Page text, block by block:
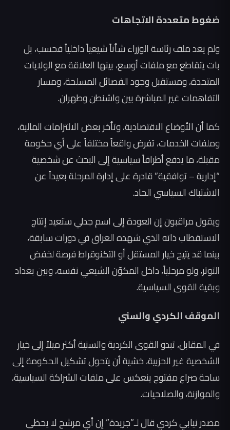
ضغوط متعددة الاتجاهات
ولم يعد ملف رئاسة الوزراء شأناً شيعياً داخلياً فحسب، بل
بات يتقاطع مع ملفات أوسع، بينها العلاقة مع الولايات
المتحدة، ومستقبل وجود الفصائل المسلحة، ومسار
التفاهمات غير المباشرة بين واشنطن وطهران.
كما أن الأوضاع الاقتصادية، وتأخر بعض الالتزامات المالية،
وملفات الخدمات، تفرض واقعاً مختلفاً على أي حكومة
مقبلة، ما يدفع أطرافاً سياسية إلى البحث عن شخصية
“إدارية – توافقية” قادرة على إدارة المرحلة بعيداً عن
الاشتباك السياسي الحاد.
ويقول مراقبون إن العودة إلى اسم جدلي ستعيد إنتاج
الاستقطاب ذاته الذي شهده العراق في دورات سابقة،
بينما قد يتيح خيار المستقل أو التكنوقراط فرصة لخفض
التوتر، ولو مرحلياً، داخل المكوّن الشيعي نفسه، وبين بغداد
وبقية القوى السياسية.
الموقف الكردي والسني
في المقابل، تبدو القوى الكردية والسنية أكثر ميلاً إلى خيار
الشخصية غير الحزبية، خشية أن يتحول تشكيل الحكومة إلى
ساحة صراع مفتوح ينعكس على ملفات الشراكة السياسية،
والموازنة، والصلاحيات.
مصدر نيابي كردي قال لـ”جريدة” إن أي مرشح لا يحظى